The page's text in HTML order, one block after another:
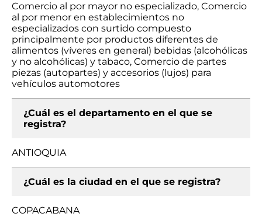
Comercio al por mayor no especializado, Comercio
al por menor en establecimientos no
especializados con surtido compuesto
principalmente por productos diferentes de
alimentos (víveres en general) bebidas (alcohólicas
y no alcohólicas) y tabaco, Comercio de partes
piezas (autopartes) y accesorios (lujos) para
vehículos automotores
¿Cuál es el departamento en el que se
registra?
ANTIOQUIA
¿Cuál es la ciudad en el que se registra?
COPACABANA